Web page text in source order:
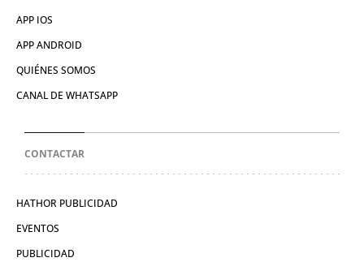
APP IOS
APP ANDROID
QUIÉNES SOMOS
CANAL DE WHATSAPP
CONTACTAR
HATHOR PUBLICIDAD
EVENTOS
PUBLICIDAD